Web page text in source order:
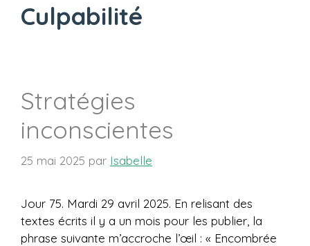
Culpabilité
Stratégies
inconscientes
25 mai 2025 par Isabelle
Jour 75. Mardi 29 avril 2025. En relisant des
textes écrits il y a un mois pour les publier, la
phrase suivante m’accroche l’œil : « Encombrée